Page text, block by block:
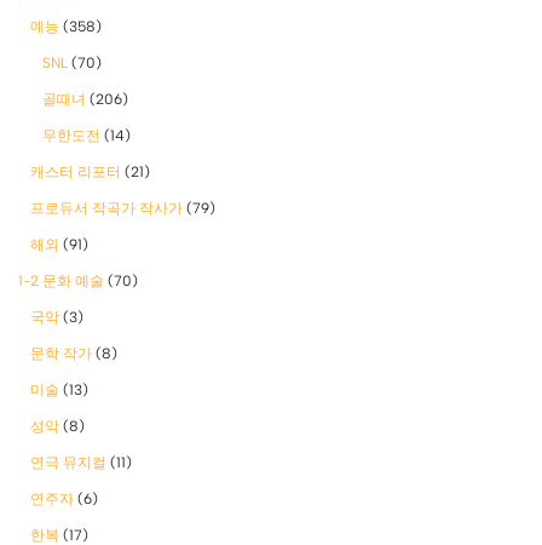
예능 (358)
SNL (70)
골때녀 (206)
무한도전 (14)
캐스터 리포터 (21)
프로듀서 작곡가 작사가 (79)
해외 (91)
1-2 문화 예술 (70)
국악 (3)
문학 작가 (8)
미술 (13)
성악 (8)
연극 뮤지컬 (11)
연주자 (6)
한복 (17)